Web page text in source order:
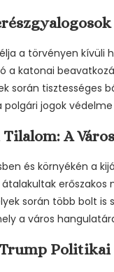
a törvényen kívüli
a katonai
során tisztességes
polgári jogok
A
és környékén a
során több bolt is
a város
Politikai